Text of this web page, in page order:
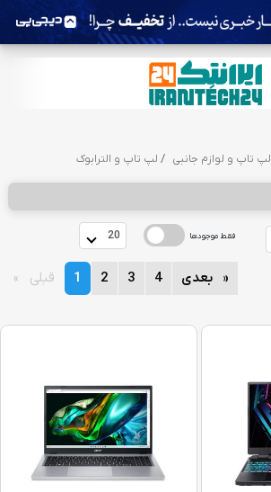
لپ تاپ و لوازم جانبی لپ تاپ و الترابوک
فقط موجودها
قبلی pageYou're
1 page
2 page
3 page
4 page